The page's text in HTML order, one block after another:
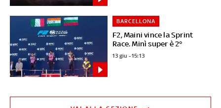
F2, Maini vince la Sprint
Race. Minì super è 2°
BARCELLONA
13 giu - 15:13